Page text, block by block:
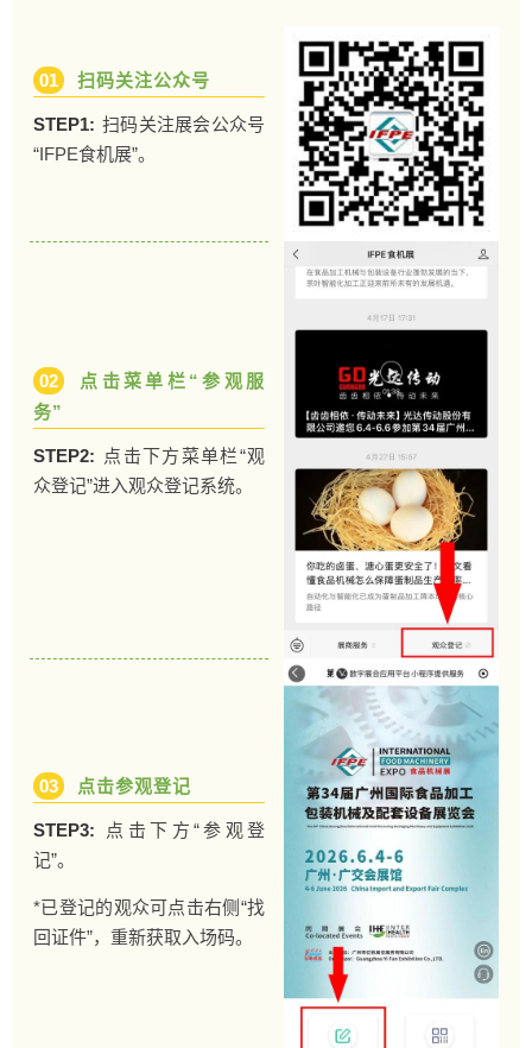
01 扫码关注公众号
STEP1: 扫码关注展会公众号
“IFPE食机展”。
02
点击菜单栏“参观服
务”
STEP2: 点击下方菜单栏“观
众登记”进入观众登记系统。
03 点击参观登记
STEP3:
点击下方“参观登
记”。
*已登记的观众可点击右侧“找
回证件”，重新获取入场码。